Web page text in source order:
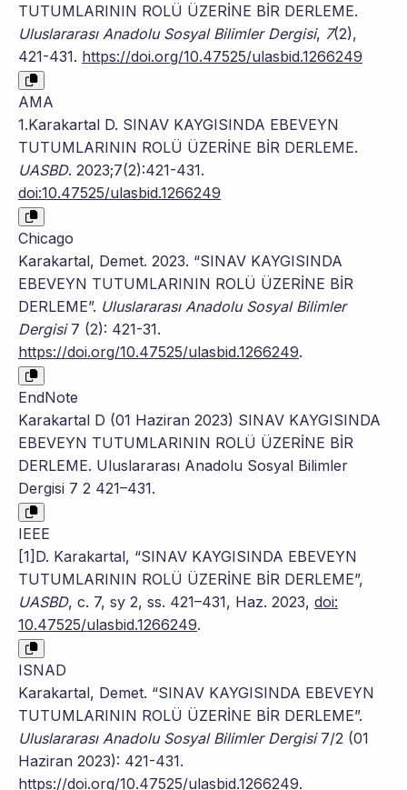
TUTUMLARININ ROLÜ ÜZERİNE BİR DERLEME.
Uluslararası Anadolu Sosyal Bilimler Dergisi, 7(2),
421-431. https://doi.org/10.47525/ulasbid.1266249
AMA
1.Karakartal D. SINAV KAYGISINDA EBEVEYN
TUTUMLARININ ROLÜ ÜZERİNE BİR DERLEME.
UASBD. 2023;7(2):421-431.
doi:10.47525/ulasbid.1266249
Chicago
Karakartal, Demet. 2023. “SINAV KAYGISINDA
EBEVEYN TUTUMLARININ ROLÜ ÜZERİNE BİR
DERLEME”. Uluslararası Anadolu Sosyal Bilimler
Dergisi7 (2): 421-31.
https://doi.org/10.47525/ulasbid.1266249.
EndNote
Karakartal D (01 Haziran 2023) SINAV KAYGISINDA
EBEVEYN TUTUMLARININ ROLÜ ÜZERİNE BİR
DERLEME. Uluslararası Anadolu Sosyal Bilimler
Dergisi 7 2 421–431.
IEEE
[1]D. Karakartal, “SINAV KAYGISINDA EBEVEYN
TUTUMLARININ ROLÜ ÜZERİNE BİR DERLEME”,
UASBD, c. 7, sy 2, ss. 421–431, Haz. 2023, doi:
10.47525/ulasbid.1266249.
ISNAD
Karakartal, Demet. “SINAV KAYGISINDA EBEVEYN
TUTUMLARININ ROLÜ ÜZERİNE BİR DERLEME”.
Uluslararası Anadolu Sosyal Bilimler Dergisi7/2 (01
Haziran 2023): 421-431.
https://doi.org/10.47525/ulasbid.1266249.